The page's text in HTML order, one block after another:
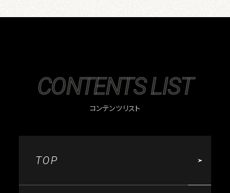
CONTENTS LIST
コンテンツリスト
TOP